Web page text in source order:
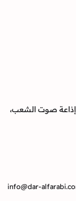
صوت الشعب،
info@dar-